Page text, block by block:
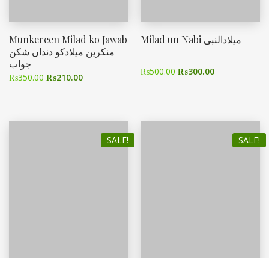
Munkereen Milad ko Jawab
منکرین میلادکو دنداں شکن
جواب
₨350.00 ₨210.00
Milad un Nabi میلادالنبی
₨500.00 ₨300.00
SALE! SALE!